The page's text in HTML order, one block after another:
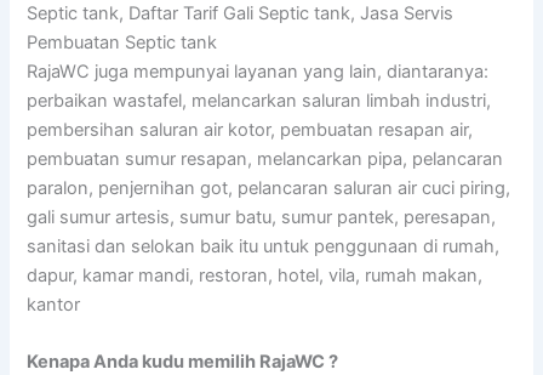
Septic tank, Daftar Tarif Gali Septic tank, Jasa Servis
Pembuatan Septic tank
RajaWC juga mempunyai layanan yang lain, diantaranya:
perbaikan wastafel, melancarkan saluran limbah industri,
pembersihan saluran air kotor, pembuatan resapan air,
pembuatan sumur resapan, melancarkan pipa, pelancaran
paralon, penjernihan got, pelancaran saluran air cuci piring,
gali sumur artesis, sumur batu, sumur pantek, peresapan,
sanitasi dan selokan baik itu untuk penggunaan di rumah,
dapur, kamar mandi, restoran, hotel, vila, rumah makan,
kantor
Kenapa Anda kudu memilih RajaWC ?